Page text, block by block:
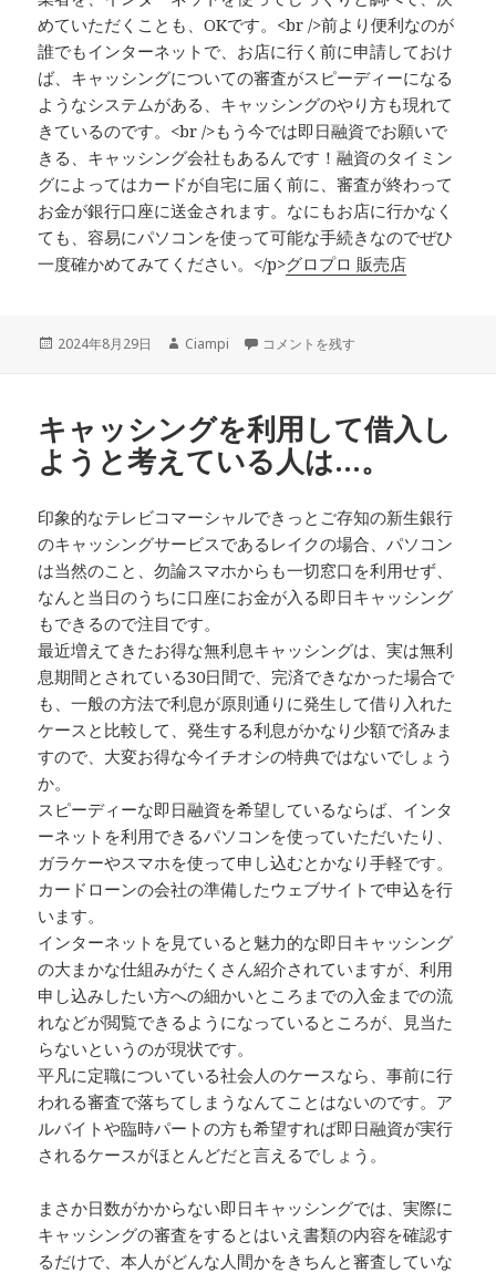
めていただくことも、OKです。<br />前より便利なのが
誰でもインターネットで、お店に行く前に申請しておけ
ば、キャッシングについての審査がスピーディーになる
ようなシステムがある、キャッシングのやり方も現れて
きているのです。<br />もう今では即日融資でお願いで
きる、キャッシング会社もあるんです！融資のタイミン
グによってはカードが自宅に届く前に、審査が終わって
お金が銀行口座に送金されます。なにもお店に行かなく
ても、容易にパソコンを使って可能な手続きなのでぜひ
一度確かめてみてください。</p>グロプロ 販売店
投
2024年8月29日
作
Ciampi ポイントによる特典を準備している
コメントを残す
キャッシングを利用して借入し
ようと考えている人は…。
印象的なテレビコマーシャルできっとご存知の新生銀行
のキャッシングサービスであるレイクの場合、パソコン
は当然のこと、勿論スマホからも一切窓口を利用せず、
なんと当日のうちに口座にお金が入る即日キャッシング
もできるので注目です。
最近増えてきたお得な無利息キャッシングは、実は無利
息期間とされている30日間で、完済できなかった場合で
も、一般の方法で利息が原則通りに発生して借り入れた
ケースと比較して、発生する利息がかなり少額で済みま
すので、大変お得な今イチオシの特典ではないでしょう
か。
スピーディーな即日融資を希望しているならば、インタ
ーネットを利用できるパソコンを使っていただいたり、
ガラケーやスマホを使って申し込むとかなり手軽です。
カードローンの会社の準備したウェブサイトで申込を行
います。
インターネットを見ていると魅力的な即日キャッシング
の大まかな仕組みがたくさん紹介されていますが、利用
申し込みしたい方への細かいところまでの入金までの流
れなどが閲覧できるようになっているところが、見当た
らないというのが現状です。
平凡に定職についている社会人のケースなら、事前に行
われる審査で落ちてしまうなんてことはないのです。ア
ルバイトや臨時パートの方も希望すれば即日融資が実行
されるケースがほとんどだと言えるでしょう。
まさか日数がかからない即日キャッシングでは、実際に
キャッシングの審査をするとはいえ書類の内容を確認す
るだけで、本人がどんな人間かをきちんと審査していな